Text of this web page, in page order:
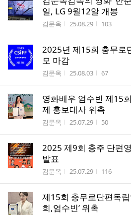
일, LG 9월12알 개봉
작성자
김문옥 작성시간
25.08.29 조회수
103
2025년 제15회 충무로
모 마감
작성자
김문옥 작성시간
25.08.03 조회수
67
영화배우 엄수빈 제15
제 홍보대사 위촉
작성자
김문옥 작성시간
25.07.29 조회수
50
2025 제9회 충주 단편
발표
작성자
김문옥 작성시간
25.07.29 조회수
116
제15회 충무로단편독
희,엄수빈’ 위촉